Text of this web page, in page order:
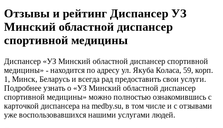
Отзывы и рейтинг Диспансер УЗ
Минский областной диспансер
спортивной медицины
Диспансер «УЗ Минский областной диспансер спортивной
медицины» - находится по адресу ул. Якуба Коласа, 59, корп.
1, Минск, Беларусь и всегда рад предоставить свои услуги.
Подробнее узнать о «УЗ Минский областной диспансер
спортивной медицины» можно полностью ознакомившись с
карточкой диспансера на medby.su, в том числе и с отзывами
уже воспользовавшихся нашими услугами людей.